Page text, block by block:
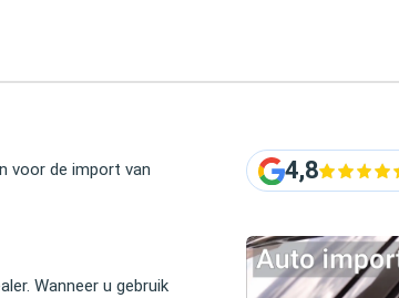
voor de import van
Wanneer u gebruik
4,8